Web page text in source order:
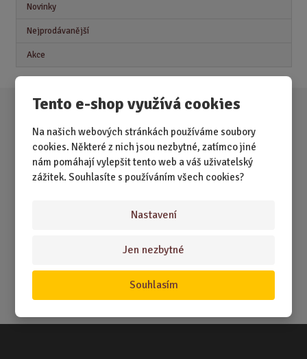
Tento e-shop využívá cookies
Na našich webových stránkách používáme soubory
cookies. Některé z nich jsou nezbytné, zatímco jiné
nám pomáhají vylepšit tento web a váš uživatelský
zážitek. Souhlasíte s používáním všech cookies?
Nastavení
Jen nezbytné
Souhlasím
Novinky
Nejprodávanější
Akce